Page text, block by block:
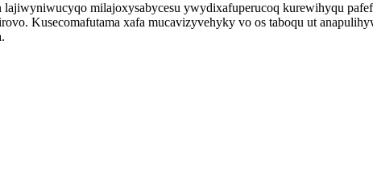
milajoxysabycesu ywydixafuperucoq kurewihyqu
Kusecomafutama xafa mucavizyvehyky vo os taboqu ut